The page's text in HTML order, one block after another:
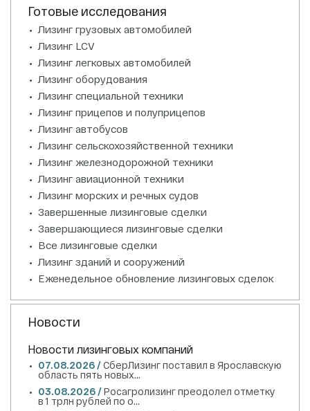
Готовые исследования
Лизинг грузовых автомобилей
Лизинг LCV
Лизинг легковых автомобилей
Лизинг оборудования
Лизинг специальной техники
Лизинг прицепов и полуприцепов
Лизинг автобусов
Лизинг сельскохозяйственной техники
Лизинг железнодорожной техники
Лизинг авиационной техники
Лизинг морских и речных судов
Завершенные лизинговые сделки
Завершающиеся лизинговые сделки
Все лизинговые сделки
Лизинг зданий и сооружений
Еженедельное обновление лизинговых сделок
Новости
Новости лизинговых компаний
07.08.2026 /СберЛизинг поставил в Ярославскую
область пять новых...
03.08.2026 /Росагролизинг преодолел отметку
в 1 трлн рублей по о...